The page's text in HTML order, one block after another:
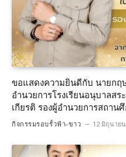
ขอแสดงความยินดีกับ นายกฤ
อำนวยการโรงเรียนอนุบาลสร
เกียรติ รองผู้อำนวยการสถาน
กิจกรรมรอบรั้วฟ้า-ขาว 12 มิถุนาย